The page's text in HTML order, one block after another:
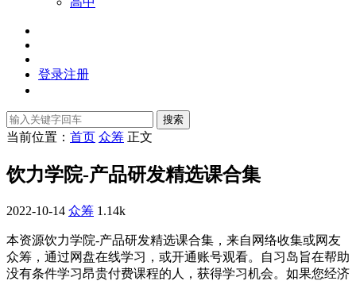
登录注册
搜索
当前位置： 首页 众筹 正文
饮力学院-产品研发精选课合集
2022-10-14 众筹 1.14k
本资源饮力学院-产品研发精选课合集，来自网络收集或网友
众筹，通过网盘在线学习，或开通账号观看。自习岛旨在帮助
没有条件学习昂贵付费课程的人，获得学习机会。如果您经济